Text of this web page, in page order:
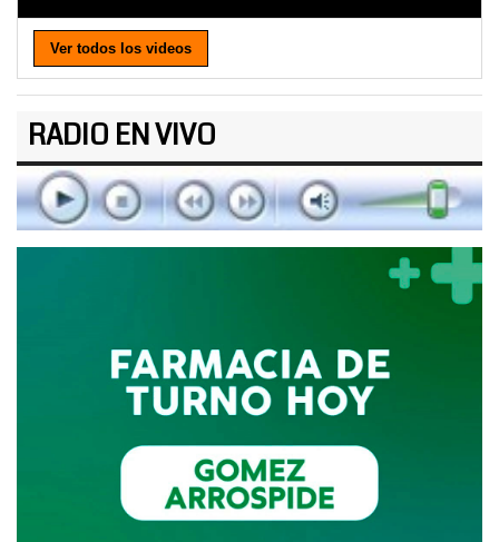
Ver todos los videos
RADIO EN VIVO